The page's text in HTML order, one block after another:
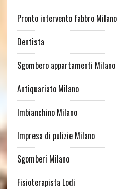
Pronto intervento fabbro Milano
Dentista
Sgombero appartamenti Milano
Antiquariato Milano
Imbianchino Milano
Impresa di pulizie Milano
Sgomberi Milano
Fisioterapista Lodi